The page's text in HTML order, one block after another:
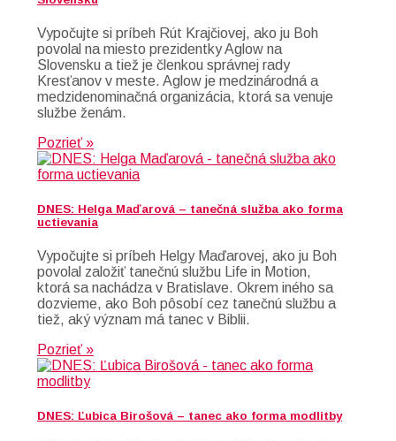
Vypočujte si príbeh Rút Krajčiovej, ako ju Boh
povolal na miesto prezidentky Aglow na
Slovensku a tiež je členkou správnej rady
Kresťanov v meste. Aglow je medzinárodná a
medzidenominačná organizácia, ktorá sa venuje
službe ženám.
Pozrieť »
DNES: Helga Maďarová – tanečná služba ako forma
uctievania
Vypočujte si príbeh Helgy Maďarovej, ako ju Boh
povolal založiť tanečnú službu Life in Motion,
ktorá sa nachádza v Bratislave. Okrem iného sa
dozvieme, ako Boh pôsobí cez tanečnú službu a
tiež, aký význam má tanec v Biblii.
Pozrieť »
DNES: Ľubica Birošová – tanec ako forma modlitby